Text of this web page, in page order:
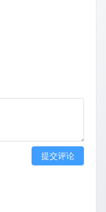
提交评论